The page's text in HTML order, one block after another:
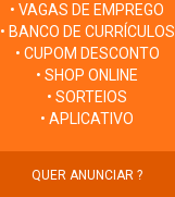
• VAGAS DE EMPREGO
• BANCO DE CURRÍCULOS
• CUPOM DESCONTO
• SHOP ONLINE
• SORTEIOS
• APLICATIVO
QUER ANUNCIAR ?